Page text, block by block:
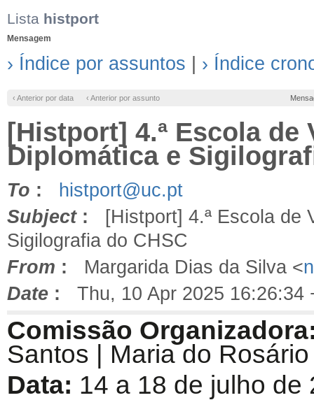
Lista histport
Mensagem
› Índice por assuntos › Índice
‹ Anterior por data ‹ Anterior por assunto
[Histport] 4.ª Escola de
Diplomática e
To :
histport@uc.pt
Subject: [Histport] 4.ª Escola de
Sigilografia do CHSC
From : Margarida Dias da Silva <
Date : Thu, 10 Apr 2025 16:26:34
Comissão
Santos
Maria do
Data: 14 a 18 de julho de